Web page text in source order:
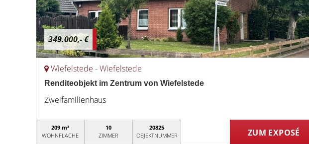
349.000,- €
Wiefelstede - Wiefelstede
Renditeobjekt im Zentrum von Wiefelstede
Zweifamilienhaus
209 m²
WOHNFLÄCHE
10
ZIMMER
20825
OBJEKTNUMMER
ZUM EXPOSÉ